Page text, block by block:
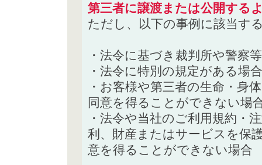
第三者に譲渡または公開する
ただし、以下の事例に該当す
・法令に基づき裁判所や警察
・法令に特別の規定がある場合
・お客様や第三者の生命・身
同意を得ることができない場
・法令や当社のご利用規約・
利、財産またはサービスを保
意を得ることができない場合